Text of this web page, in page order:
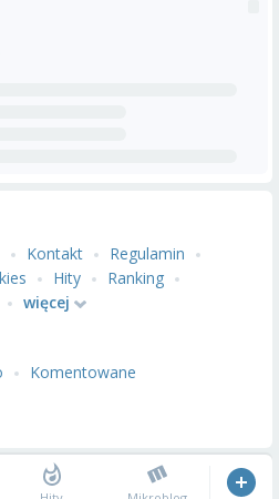
Kontakt
Regulamin
Hity
Ranking
więcej
Komentowane